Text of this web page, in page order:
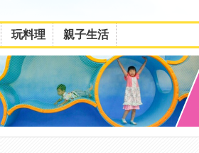
玩料理 親子生活